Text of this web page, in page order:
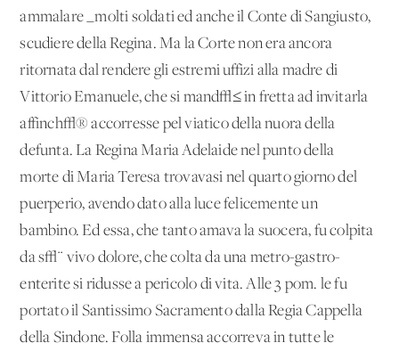
ammalare _molti soldati ed anche il Conte di Sangiusto,
scudiere della Regina. Ma la Corte non era ancora
ritornata dal rendere gli estremi uffizi alla madre di
Vittorio Emanuele, che si mand√≤ in fretta ad invitarla
affinch√® accorresse pel viatico della nuora della
defunta. La Regina Maria Adelaide nel punto della
morte di Maria Teresa trovavasi nel quarto giorno del
puerperio, avendo dato alla luce felicemente un
bambino. Ed essa, che tanto amava la suocera, fu colpita
da s√¨ vivo dolore, che colta da una metro-gastro-
enterite si ridusse a pericolo di vita. Alle 3 pom. le fu
portato il Santissimo Sacramento dalla Regia Cappella
della Sindone. Folla immensa accorreva in tutte le